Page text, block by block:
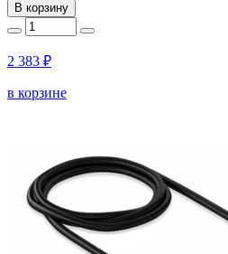
В корзину
2 383 ₽
в корзине